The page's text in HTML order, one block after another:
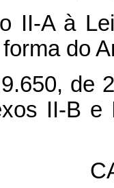
II-A à
do
de
II-B